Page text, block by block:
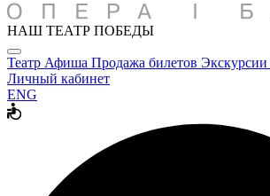
НАШ ТЕАТР ПОБЕДЫ
Театр Афиша Продажа билетов Экскурсии
Личный кабинет
ENG